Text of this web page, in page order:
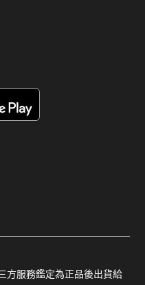
方服務鑑定為正品後出貨給